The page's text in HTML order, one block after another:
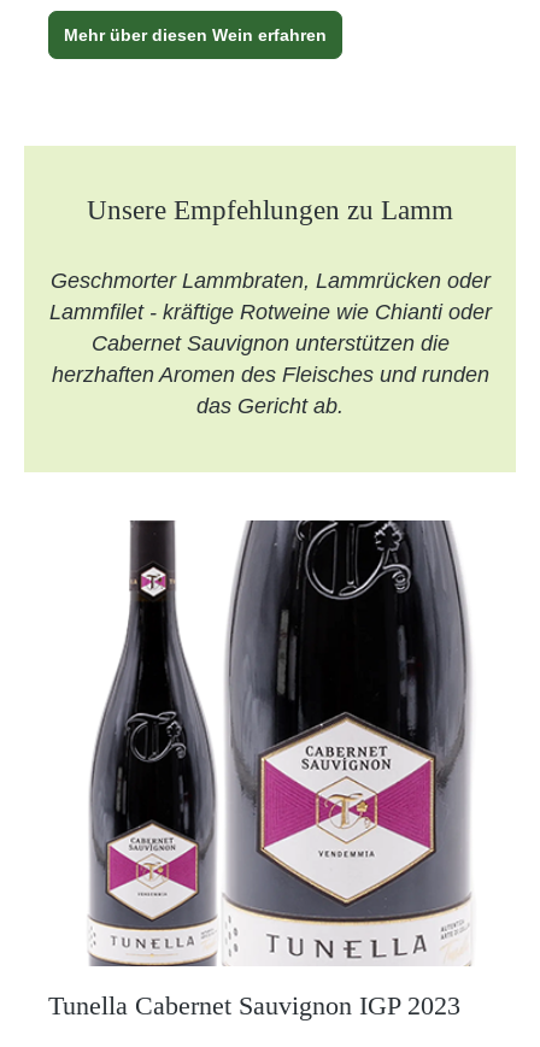
Mehr über diesen Wein erfahren
Unsere Empfehlungen zu Lamm
Geschmorter Lammbraten, Lammrücken oder
Lammfilet - kräftige Rotweine wie Chianti oder
Cabernet Sauvignon unterstützen die
herzhaften Aromen des Fleisches und runden
das Gericht ab.
Tunella Cabernet Sauvignon IGP 2023